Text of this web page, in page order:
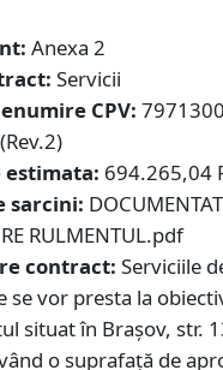
Anexa 2
Servicii
CPV:
estimata: 694.265,04
sarcini:
RULMENTUL.pdf
contract: Serviciile
se vor presta la
situat în Brașov, str.
o suprafață de